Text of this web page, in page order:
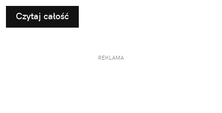
Mobile, dobrze zapakowana paczka i najbliższy
automat Paczkomat®.
Czytaj całość
REKLAMA